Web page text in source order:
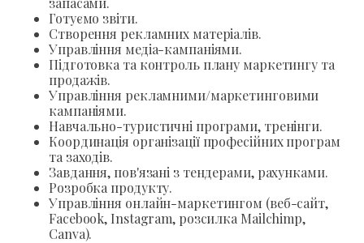
Готуємо звіти.
Створення рекламних матеріалів.
Управління медіа-кампаніями.
Підготовка та контроль плану маркетингу та
продажів.
Управління рекламними/маркетинговими
кампаніями.
Навчально-туристичні програми, тренінги.
Координація організації професійних програм
та заходів.
Завдання, пов'язані з тендерами, рахунками.
Розробка продукту.
Управління онлайн-маркетингом (веб-сайт,
Facebook, Instagram, розсилка Mailchimp,
Canva).